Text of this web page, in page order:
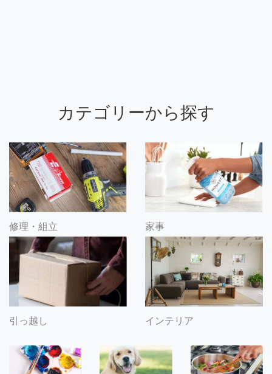
カテゴリーから探す
修理・組立 家事
引っ越し インテリア